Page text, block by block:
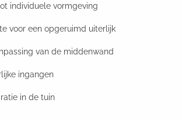
individuele vormgeving
voor een opgeruimd uiterlijk
van de middenwand
ingangen
in de tuin